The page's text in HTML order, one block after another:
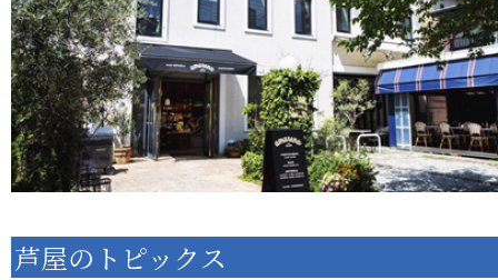
芦屋のトピックス